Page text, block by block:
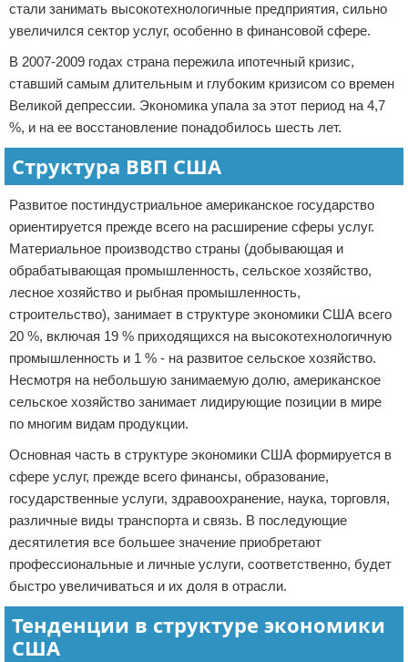
стали занимать высокотехнологичные предприятия, сильно
увеличился сектор услуг, особенно в финансовой сфере.
В 2007-2009 годах страна пережила ипотечный кризис,
ставший самым длительным и глубоким кризисом со времен
Великой депрессии. Экономика упала за этот период на 4,7
%, и на ее восстановление понадобилось шесть лет.
Структура ВВП США
Развитое постиндустриальное американское государство
ориентируется прежде всего на расширение сферы услуг.
Материальное производство страны (добывающая и
обрабатывающая промышленность, сельское хозяйство,
лесное хозяйство и рыбная промышленность,
строительство), занимает в структуре экономики США всего
20 %, включая 19 % приходящихся на высокотехнологичную
промышленность и 1 % - на развитое сельское хозяйство.
Несмотря на небольшую занимаемую долю, американское
сельское хозяйство занимает лидирующие позиции в мире
по многим видам продукции.
Основная часть в структуре экономики США формируется в
сфере услуг, прежде всего финансы, образование,
государственные услуги, здравоохранение, наука, торговля,
различные виды транспорта и связь. В последующие
десятилетия все большее значение приобретают
профессиональные и личные услуги, соответственно, будет
быстро увеличиваться и их доля в отрасли.
Тенденции в структуре экономики
США